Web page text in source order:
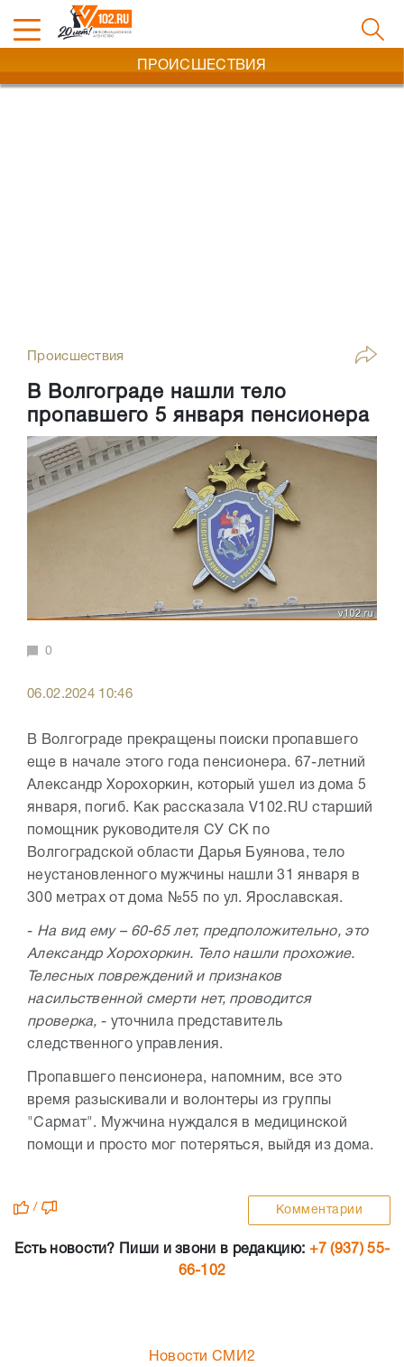
ПРОИСШЕСТВИЯ
Происшествия
В Волгограде нашли тело
пропавшего 5 января пенсионера
0
06.02.2024 10:46
В Волгограде прекращены поиски пропавшего
еще в начале этого года пенсионера. 67-летний
Александр Хорохоркин, который ушел из дома 5
января, погиб. Как рассказала V102.RU старший
помощник руководителя СУ СК по
Волгоградской области Дарья Буянова, тело
неустановленного мужчины нашли 31 января в
300 метрах от дома №55 по ул. Ярославская.
- На вид ему – 60-65 лет, предположительно, это
Александр Хорохоркин. Тело нашли прохожие.
Телесных повреждений и признаков
насильственной смерти нет, проводится
проверка,- уточнила представитель
следственного управления.
Пропавшего пенсионера, напомним, все это
время разыскивали и волонтеры из группы
"Сармат". Мужчина нуждался в медицинской
помощи и просто мог потеряться, выйдя из дома.
/ Комментарии
Есть новости? Пиши и звони в редакцию: +7 (937) 55-
66-102
Новости СМИ2